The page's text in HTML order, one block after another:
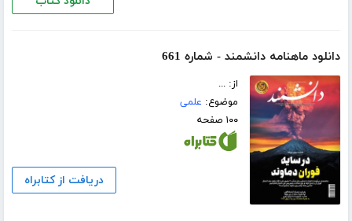
دانلود ماهنامه دانشمند - شماره 661
از: ...
موضوع: علمی
۱۰۰ صفحه
دریافت از کتابراه